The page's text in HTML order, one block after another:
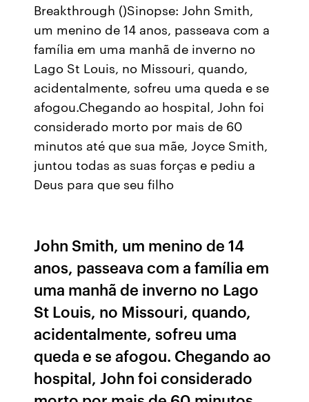
Breakthrough ()Sinopse: John Smith,
um menino de 14 anos, passeava com a
família em uma manhã de inverno no
Lago St Louis, no Missouri, quando,
acidentalmente, sofreu uma queda e se
afogou.Chegando ao hospital, John foi
considerado morto por mais de 60
minutos até que sua mãe, Joyce Smith,
juntou todas as suas forças e pediu a
Deus para que seu filho
John Smith, um menino de 14
anos, passeava com a família em
uma manhã de inverno no Lago
St Louis, no Missouri, quando,
acidentalmente, sofreu uma
queda e se afogou. Chegando ao
hospital, John foi considerado